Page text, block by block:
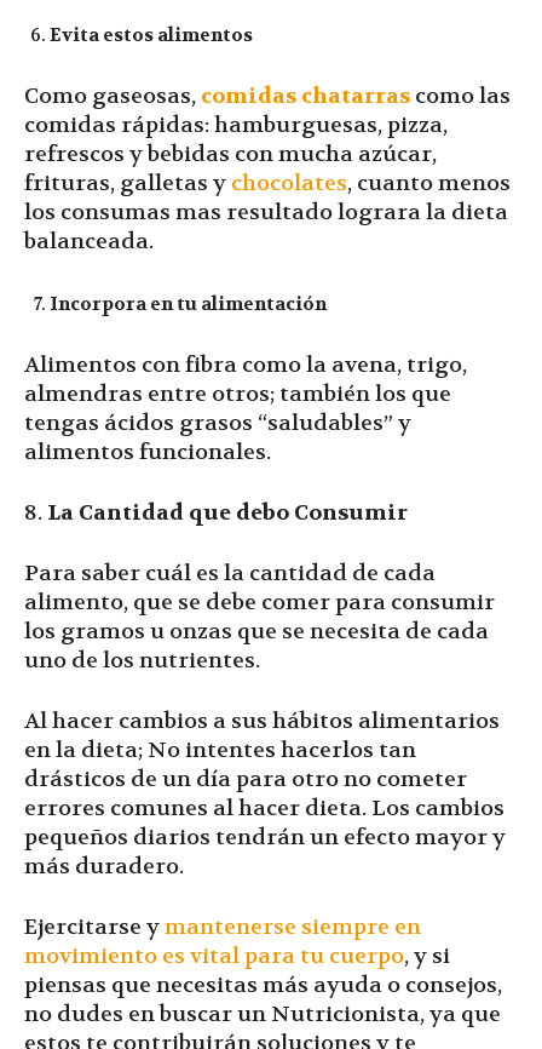
Evita estos alimentos
Como gaseosas, comidas chatarras como las
comidas rápidas: hamburguesas, pizza,
refrescos y bebidas con mucha azúcar,
frituras, galletas y chocolates, cuanto menos
los consumas mas resultado lograra la dieta
balanceada.
Incorpora en tu alimentación
Alimentos con fibra como la avena, trigo,
almendras entre otros; también los que
tengas ácidos grasos “saludables” y
alimentos funcionales.
8. La Cantidad que debo Consumir
Para saber cuál es la cantidad de cada
alimento, que se debe comer para consumir
los gramos u onzas que se necesita de cada
uno de los nutrientes.
Al hacer cambios a sus hábitos alimentarios
en la dieta; No intentes hacerlos tan
drásticos de un día para otro no cometer
errores comunes al hacer dieta. Los cambios
pequeños diarios tendrán un efecto mayor y
más duradero.
Ejercitarse ymantenerse siempre en
movimiento es vital para tu cuerpo, y si
piensas que necesitas más ayuda o consejos,
no dudes en buscar un Nutricionista, ya que